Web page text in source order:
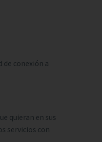
conexión a
quieran en sus
servicios con